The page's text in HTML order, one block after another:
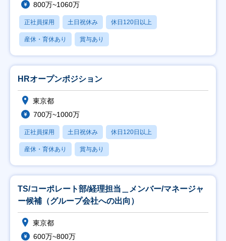
800万~1060万
正社員採用 土日祝休み 休日120日以上
産休・育休あり 賞与あり
HRオープンポジション
東京都
700万~1000万
正社員採用 土日祝休み 休日120日以上
産休・育休あり 賞与あり
TS/コーポレート部/経理担当＿メンバー/マネージャ
ー候補（グループ会社への出向）
東京都
600万~800万